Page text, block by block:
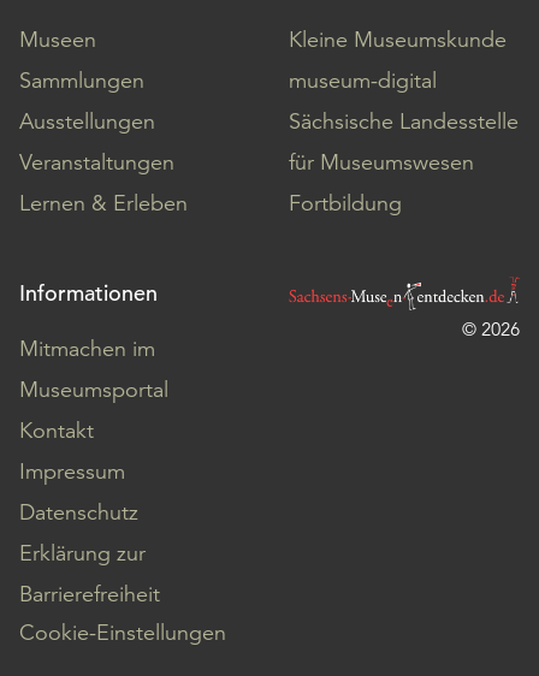
Museen
Sammlungen
Ausstellungen
Veranstaltungen
Lernen & Erleben
Kleine Museumskunde
museum-digital
Sächsische Landesstelle
für Museumswesen
Fortbildung
Informationen
Mitmachen im
Museumsportal
Kontakt
Impressum
Datenschutz
Erklärung zur
Barrierefreiheit
Cookie-Einstellungen
© 2026